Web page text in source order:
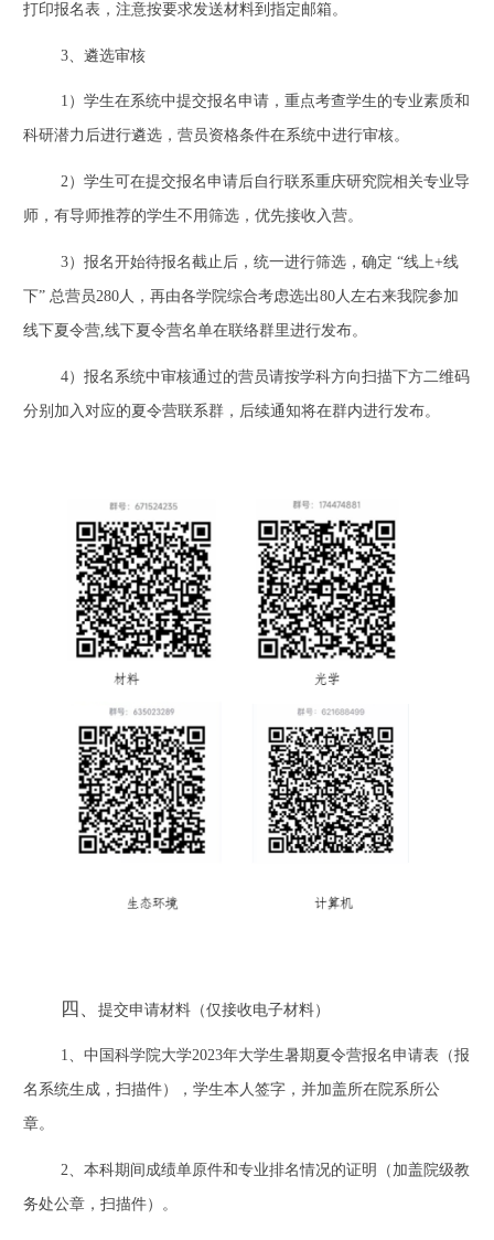
打印报名表，注意按要求发送材料到指定邮箱。
3、遴选审核
1 ）学生在系统中提交报名申请，重点考查学生的专业素质和
科研潜力后进行遴选，营员资格条件在系统中进行审核。
2）学生可在提交报名申请后自行联系重庆研究院相关专业导
师，有导师推荐的学生不用筛选，优先接收入营。
3）报名开始待报名截止后，统一进行筛选，确定 “线上+线
下” 总营员280人，再由各学院综合考虑选出80人左右来我院参加
线下夏令营, 线下夏令营名单在联络群里进行发布。
4）报名系统中审核通过的营员请按学科方向扫描下方二维码
分别加入对应的夏令营联系群，后续通知将在群内进行发布。
四、 提交申请材料（仅接收电子材料）
1、中国科学院大学2023年大学生暑期夏令营报名申请表（报
名系统生成，扫描件），学生本人签字，并加盖所在院系所公
章。
2、本科期间成绩单原件和专业排名情况的证明（加盖院级教
务处公章，扫描件）。